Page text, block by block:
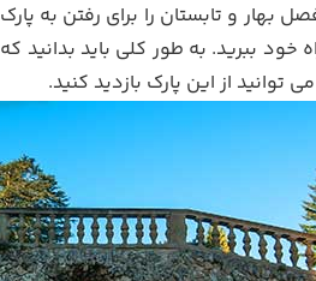
بهار و تابستان را برای رفتن به
خود ببرید. به طور کلی باید
توانید از این پارک بازدید کنید.